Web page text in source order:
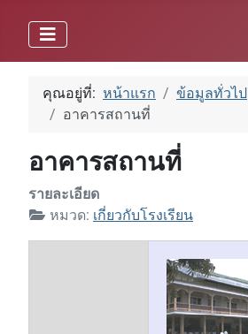
คุณอยู่ที่: หน้าแรก
ข้อมูลทั่วไป
อาคารสถานที่
อาคารสถานที่
รายละเอียด
หมวด: เกี่ยวกับโรงเรียน